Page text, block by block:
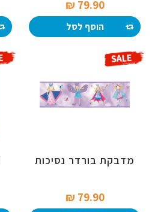
79.90 ₪‎
הוסף לסל
מדבקת בורדר נסיכות
79.90 ₪‎